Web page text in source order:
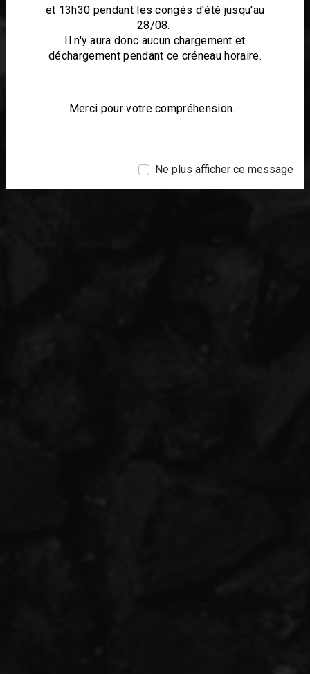
et 13h30 pendant les congés d'été jusqu'au
28/08.
Il n'y aura donc aucun chargement et
déchargement pendant ce créneau horaire.
Merci pour votre compréhension.
Ne plus afficher ce message